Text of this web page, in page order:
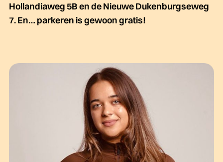
Hollandiaweg 5B en de Nieuwe Dukenburgseweg
7. En… parkeren is gewoon gratis!